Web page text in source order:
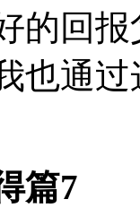
的回
也通
篇7